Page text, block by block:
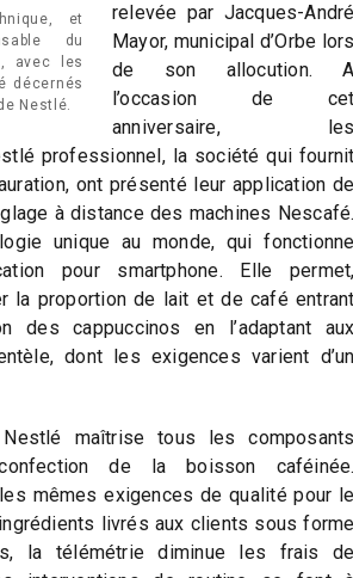
et
du
avec les
décernés
Nestlé.
relevée par Jacques-André
Mayor, municipal d’Orbe lors
de son allocution. A
l’occasion de cet
anniversaire, les
professionnel, la société qui fournit
ont présenté leur application de
à distance des machines Nescafé.
unique au monde, qui
pour smartphone. Elle
la proportion de lait et de café entrant
des cappuccinos en l’adaptant aux
dont les exigences varient d’un
maîtrise tous les composants
de la boisson caféinée.
mêmes exigences de qualité pour le
livrés aux clients sous
la télémétrie diminue les frais de